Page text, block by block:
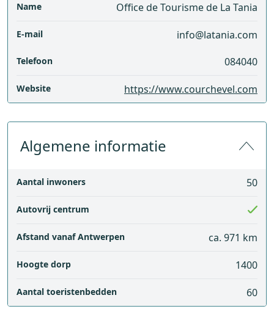
Name Office de Tourisme de La Tania
E-mail info@latania.com
Telefoon 084040
Website https://www.courchevel.com
Algemene informatie
Aantal inwoners 50
Autovrij centrum
Afstand vanaf Antwerpen ca. 971 km
Hoogte dorp 1400
Aantal toeristenbedden 60